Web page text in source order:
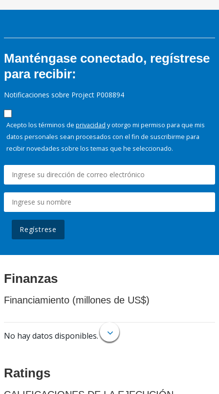
Manténgase conectado, regístrese
para recibir:
Notificaciones sobre Project P008894
Acepto los términos de privacidad y otorgo mi permiso para que mis
datos personales sean procesados con el fin de suscribirme para
recibir novedades sobre los temas que he seleccionado.
Regístrese
Finanzas
Financiamiento (millones de US$)
No hay datos disponibles.
Ratings